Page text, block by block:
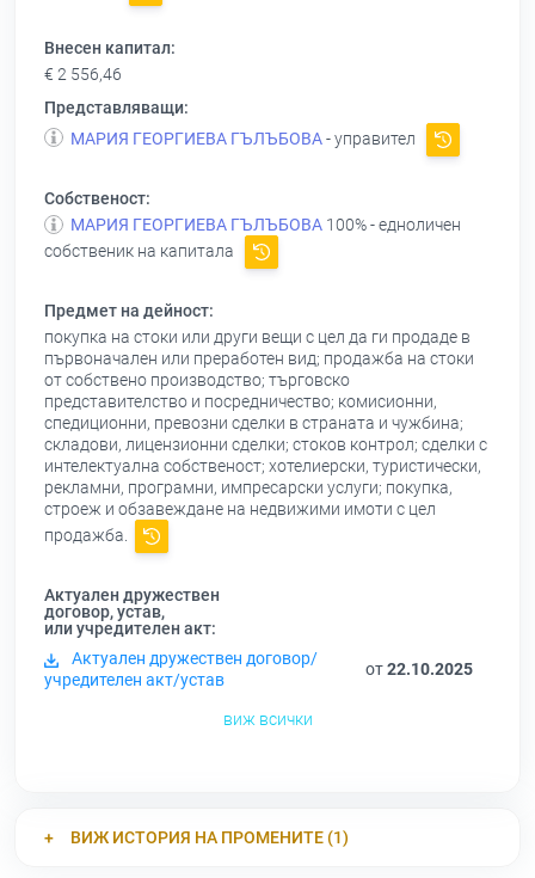
Внесен капитал:
€ 2 556,46
Представляващи:
МАРИЯ ГЕОРГИЕВА ГЪЛЪБОВА- управител
Собственост:
МАРИЯ ГЕОРГИЕВА ГЪЛЪБОВА 100% - едноличен
собственик на капитала
Предмет на дейност:
покупка на стоки или други вещи с цел да ги продаде в
първоначален или преработен вид; продажба на стоки
от собствено производство; търговско
представителство и посредничество; комисионни,
спедиционни, превозни сделки в страната и чужбина;
складови, лицензионни сделки; стоков контрол; сделки с
интелектуална собственост; хотелиерски, туристически,
рекламни, програмни, импресарски услуги; покупка,
строеж и обзавеждане на недвижими имоти с цел
продажба.
Актуален дружествен
договор, устав,
или учредителен акт:
Актуален дружествен договор/
учредителен акт/устав
от22.10.2025
виж всички
ВИЖ ИСТОРИЯ НА ПРОМЕНИТЕ (1)